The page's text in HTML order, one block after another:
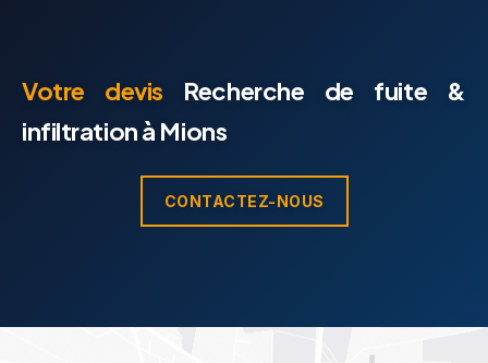
Votre devis Recherche de fuite &
infiltration à Mions
CONTACTEZ-NOUS